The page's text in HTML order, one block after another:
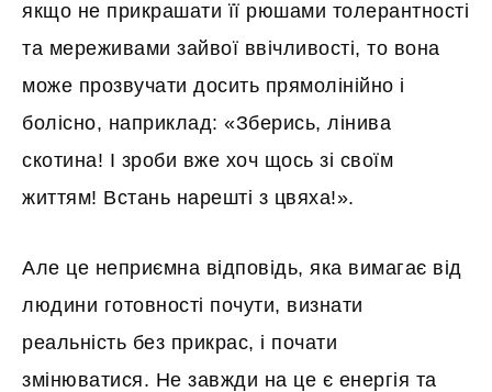
якщо не прикрашати її рюшами толерантності
та мереживами зайвої ввічливості, то вона
може прозвучати досить прямолінійно і
болісно, наприклад: «Зберись, лінива
скотина! І зроби вже хоч щось зі своїм
життям! Встань нарешті з цвяха!».
Але це неприємна відповідь, яка вимагає від
людини готовності почути, визнати
реальність без прикрас, і почати
змінюватися. Не завжди на це є енергія та